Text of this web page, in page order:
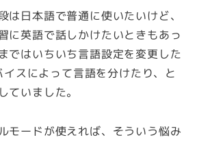
は日本語で普通に使いたいけど、
に英語で話しかけたいときもあっ
ではいちいち言語設定を変更した
イスによって言語を分けたり、と
ていました。
モードが使えれば、そういう悩み